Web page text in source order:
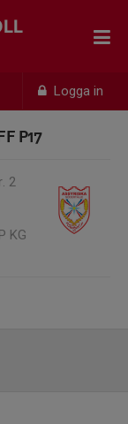
Logga in
P17
2
KG